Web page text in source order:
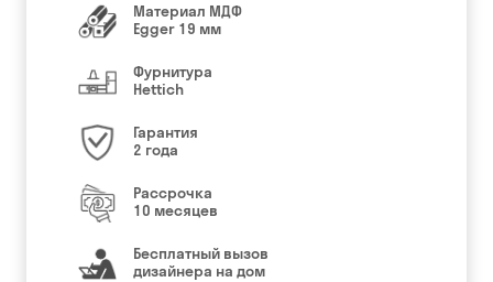
Материал МДФ
Egger 19 мм
Фурнитура
Hettich
Гарантия
2 года
Рассрочка
10 месяцев
Бесплатный вызов
дизайнера на дом